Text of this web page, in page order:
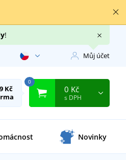
!
Můj účet
Kč
0
0 Kč
s DPH
Novinky